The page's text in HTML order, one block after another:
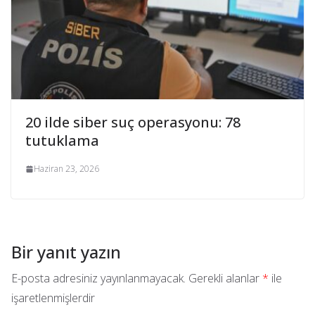
20 ilde siber suç operasyonu: 78
tutuklama
Haziran 23, 2026
Bir yanıt yazın
E-posta adresiniz yayınlanmayacak. Gerekli alanlar * ile
işaretlenmişlerdir